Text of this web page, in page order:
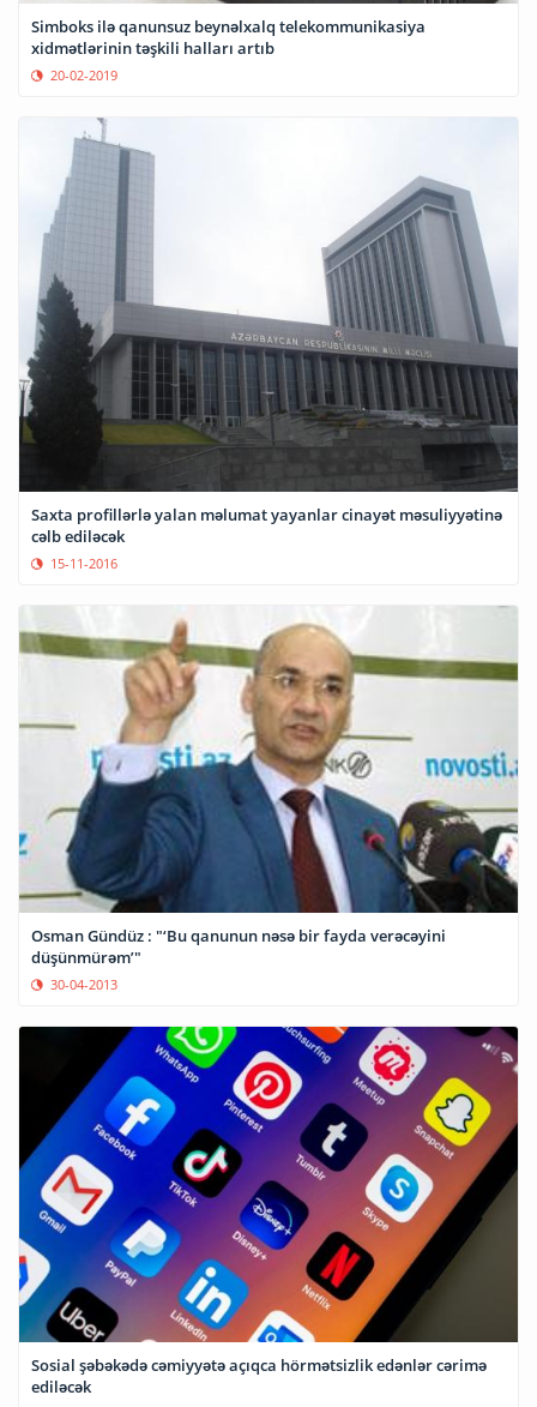
Simboks ilə qanunsuz beynəlxalq telekommunikasiya
xidmətlərinin təşkili halları artıb
20-02-2019
Saxta profillərlə yalan məlumat yayanlar cinayət məsuliyyətinə
cəlb ediləcək
15-11-2016
Osman Gündüz : "‘Bu qanunun nəsə bir fayda verəcəyini
düşünmürəm’"
30-04-2013
Sosial şəbəkədə cəmiyyətə açıqca hörmətsizlik edənlər cərimə
ediləcək